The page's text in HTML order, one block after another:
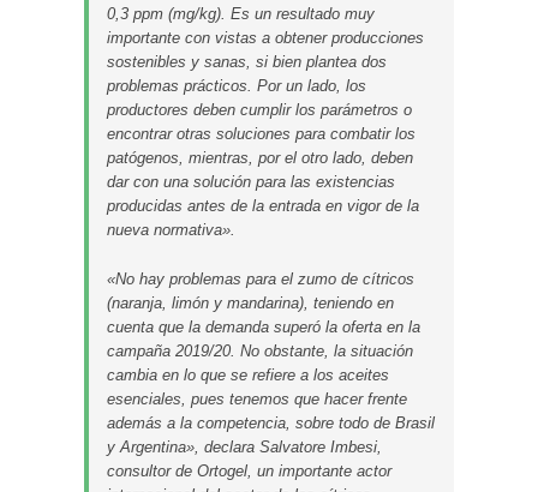
0,3 ppm (mg/kg). Es un resultado muy
importante con vistas a obtener producciones
sostenibles y sanas, si bien plantea dos
problemas prácticos. Por un lado, los
productores deben cumplir los parámetros o
encontrar otras soluciones para combatir los
patógenos, mientras, por el otro lado, deben
dar con una solución para las existencias
producidas antes de la entrada en vigor de la
nueva normativa».
«No hay problemas para el zumo de cítricos
(naranja, limón y mandarina), teniendo en
cuenta que la demanda superó la oferta en la
campaña 2019/20. No obstante, la situación
cambia en lo que se refiere a los aceites
esenciales, pues tenemos que hacer frente
además a la competencia, sobre todo de Brasil
y Argentina», declara Salvatore Imbesi,
consultor de Ortogel, un importante actor